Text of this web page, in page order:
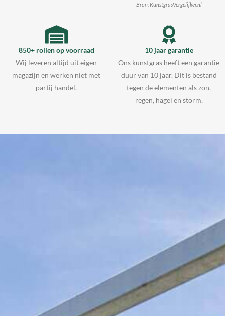
Bron: KunstgrasVergelijker.nl
850+ rollen op voorraad
Wij leveren altijd uit eigen
magazijn en werken niet met
partij handel.
10 jaar garantie
Ons kunstgras heeft een garantie
duur van 10 jaar. Dit is bestand
tegen de elementen als zon,
regen, hagel en storm.